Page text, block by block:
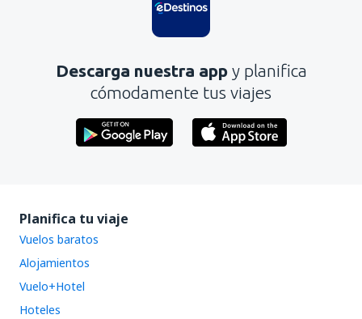
Descarga nuestra app y planifica
cómodamente tus viajes
Planifica tu viaje
Vuelos baratos
Alojamientos
Vuelo+Hotel
Hoteles